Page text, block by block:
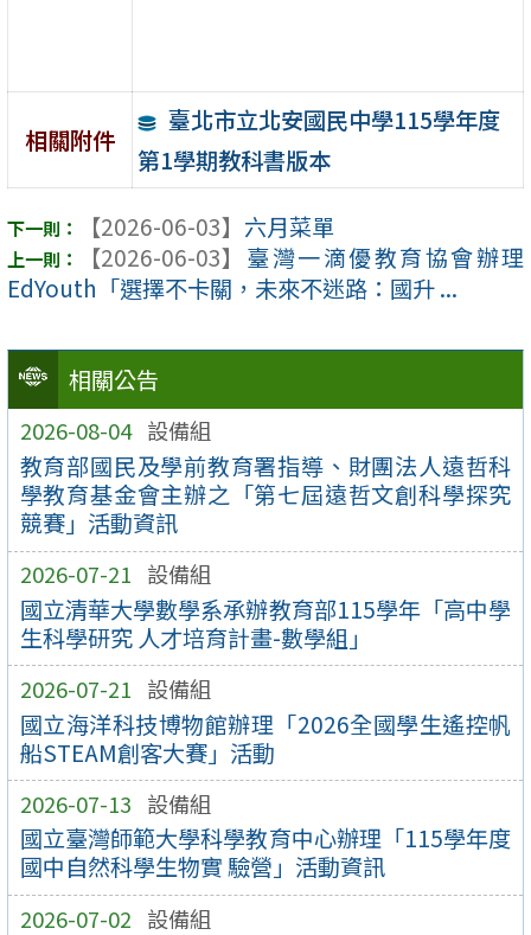
相關公告
2026-08-04 設備組
教育部國民及學前教育署指導、財團法人遠哲科
學教育基金會主辦之「第七屆遠哲文創科學探究
競賽」活動資訊
2026-07-21 設備組
國立清華大學數學系承辦教育部115學年「高中學
生科學研究 人才培育計畫-數學組」
2026-07-21 設備組
國立海洋科技博物館辦理「2026全國學生遙控帆
船STEAM創客大賽」活動
2026-07-13 設備組
國立臺灣師範大學科學教育中心辦理「115學年度
國中自然科學生物實 驗營」活動資訊
2026-07-02 設備組
相關附件
臺北市立北安國民中學115學年度
第1學期教科書版本
【2026-06-03】 六月菜單
【2026-06-03】 臺灣一滴優教育協會辦理
EdYouth「選擇不卡關，未來不迷路：國升 ...